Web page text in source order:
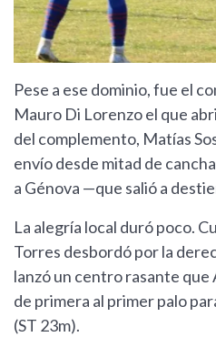
Pese a ese dominio, fue el
Mauro Di Lorenzo el que
del complemento, Matías
envío desde mitad de
a Génova —que salió a
La alegría local duró poco.
Torres desbordó por la
lanzó un centro rasante
de primera al primer palo
(ST 23m).